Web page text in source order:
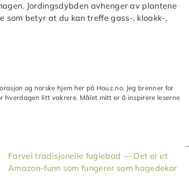
Jordingsdybden avhenger av plantene
som betyr at du kan treffe gass-, kloakk-,
og norske hjem her på Houz.no. Jeg brenner for
hverdagen litt vakrere. Målet mitt er å inspirere leserne
Farvel tradisjonelle fuglebad — Det er et
Amazon-funn som fungerer som hagedekor